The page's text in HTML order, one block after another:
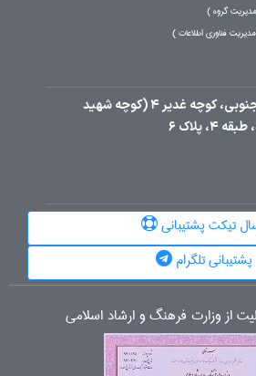
مدیریت گروه
مدیریت فناوری اطلاعات
البرز، نظرآباد، الغدیر جنوبی، کوچه غدیر 4 (کوچه شهید
پلاک 6
تیکت پشتیبانی
پشتیبانی تلگرام
از وزارت فرهنگ و ارشاد اسلامی